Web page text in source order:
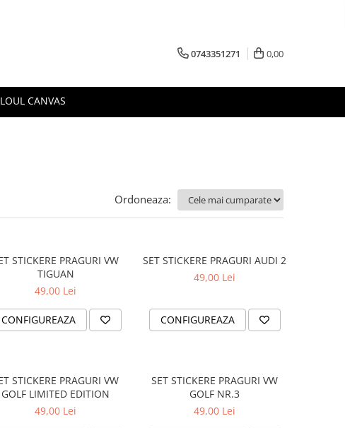
0743351271 0,00
CANVAS
Ordoneaza:
STICKERE PRAGURI VW
TIGUAN
49,00 Lei
CONFIGUREAZA
SET STICKERE PRAGURI AUDI 2
49,00 Lei
CONFIGUREAZA
STICKERE PRAGURI VW
GOLF LIMITED EDITION
49,00 Lei
SET STICKERE PRAGURI VW
GOLF NR.3
49,00 Lei